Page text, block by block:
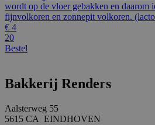
wordt op de vloer gebakken en daarom
fijnvolkoren en zonnepit volkoren.
€ 4
20
Bestel
Bakkerij Renders
Aalsterweg 55
5615 CA EINDHOVEN